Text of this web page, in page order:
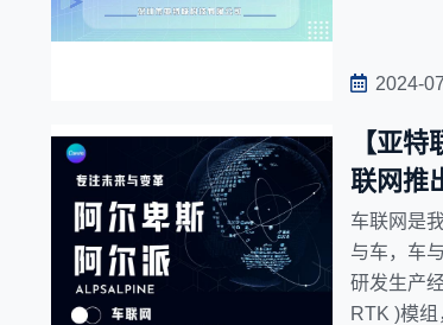
2024-
【亚
联网推
车联网是
与车，车
研发生产
RTK )模